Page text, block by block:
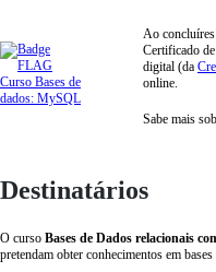
Ao concluíres
Certificado
digital (da
online.
Sabe mais
Destinatários
O curso Bases de Dados relacionais
pretendam obter conhecimentos em